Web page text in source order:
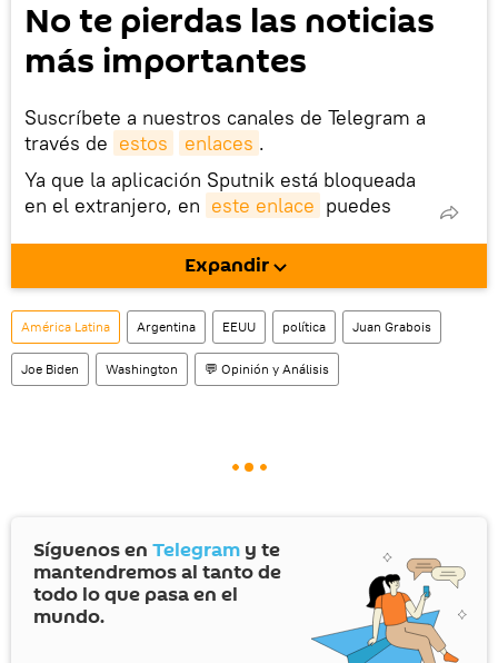
No te pierdas las noticias
más importantes
Suscríbete a nuestros canales de Telegram a
través de estos enlaces .
Ya que la aplicación Sputnik está bloqueada
en el extranjero, en este enlace puedes
móvil (¡solo para Android!).
También tenemos una cuenta en la red
social rusa VK .
Expandir
América Latina Argentina EEUU política Juan Grabois
Joe Biden Washington 💬 Opinión y Análisis
Síguenos en Telegram y te
mantendremos al tanto de
todo lo que pasa en el
mundo.